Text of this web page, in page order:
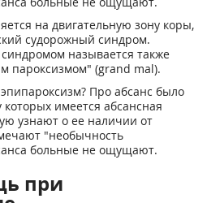
на двигательную зону коры,
судорожный синдром.
называется также
пароксизмом" (grand mal).
Про абсанс было
имеется абсансная
узнают о ее наличии от
"необычность
больные не ощущают.
при